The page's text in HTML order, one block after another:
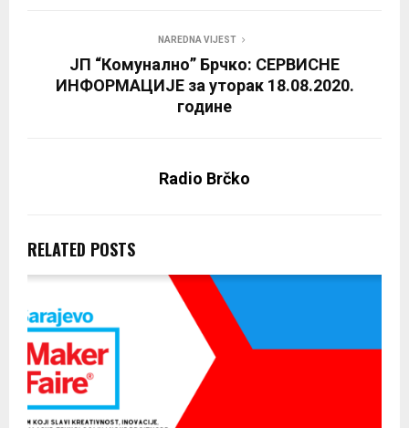
NAREDNA VIJEST
ЈП “Комунално” Брчко: СЕРВИСНЕ
ИНФОРМАЦИЈЕ за уторак 18.08.2020.
године
Radio Brčko
RELATED POSTS